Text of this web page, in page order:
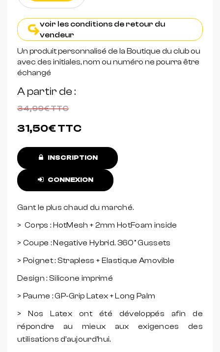
voir les conditions de retour du
vendeur
Un produit personnalisé de la Boutique du club ou
avec des initiales, nom ou numéro ne pourra être
échangé
A partir de
34,99€TTC
31,50€TTC
INSCRIPTION
CONNEXION
Gant le plus chaud du marché.
> Corps : HotMesh + 2mm HotFoam inside
> Coupe : Negative Hybrid. 360° Gussets
> Poignet : Strapless + Elastique Amovible
Design : Silicone imprimé
> Paume : GP-Grip Latex + Long Palm
> Nos Latex ont été développés afin de
répondre au mieux aux exigences des
utilisations d’aujourd’hui.